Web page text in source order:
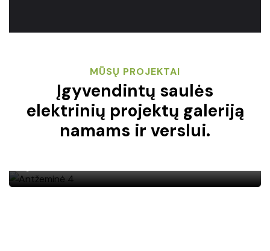
MŪSŲ PROJEKTAI
Įgyvendintų saulės
elektrinių projektų galeriją
namams ir verslui.
4